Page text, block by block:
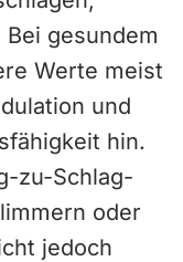
gesundem
Werte meist
und
hin.
zu-Schlag-
oder
jedoch